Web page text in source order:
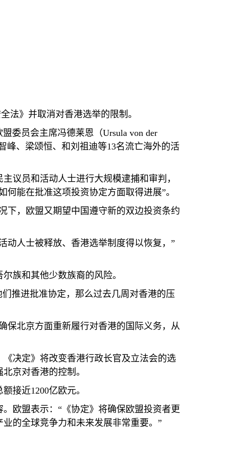
法》并取消对香港选举的限制。
委员会主席冯德莱恩（Ursula von der
峰、梁颂恒、和刘祖迪等13名流亡海外的活
议员和活动人士进行大规模逮捕和审判，
能在批准这项投资协定方面取得进展”。
下，欧盟又期望中国遵守新的双边投资条约
动人士被释放、香港选举制度得以恢复，”
族和其他少数族裔的风险。
推进批准协定，那么过去几周对香港的压
保北京方面重新履行对香港的国际义务，从
决定》将改变香港行政长官及立法会的选
京对香港的控制。
额接近1200亿欧元。
欧盟表示：“《协定》将确保欧盟投资者更
的全球竞争力和未来发展非常重要。”